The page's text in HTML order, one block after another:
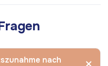
nach